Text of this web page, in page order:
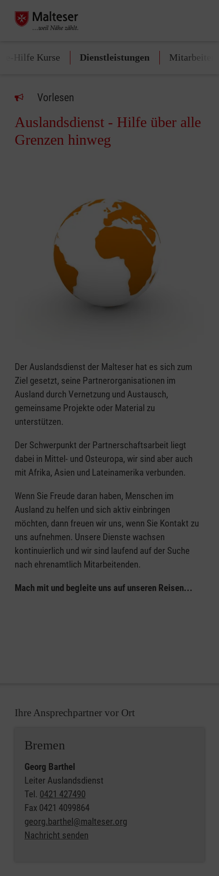
Hilfe Kurse Dienstleistungen Mitarbeiten
Vorlesen
Auslandsdienst - Hilfe über alle
Grenzen hinweg
Der Auslandsdienst der Malteser hat es sich zum
Ziel gesetzt, seine Partnerorganisationen im
Ausland durch Vernetzung und Austausch,
gemeinsame Projekte oder Material zu
unterstützen.
Der Schwerpunkt der Partnerschaftsarbeit liegt
dabei in Mittel- und Osteuropa, wir sind aber auch
mit Afrika, Asien und Lateinamerika verbunden.
Wenn Sie Freude daran haben, Menschen im
Ausland zu helfen und sich aktiv einbringen
möchten, dann freuen wir uns, wenn Sie Kontakt zu
uns aufnehmen. Unsere Dienste wachsen
kontinuierlich und wir sind laufend auf der Suche
nach ehrenamtlich Mitarbeitenden.
Mach mit und begleite uns auf unseren Reisen...
Ihre Ansprechpartner vor Ort
Bremen
Georg Barthel
Leiter Auslandsdienst
Tel. 0421 427490
Fax 0421 4099864
georg.barthel@malteser.org
Nachricht senden